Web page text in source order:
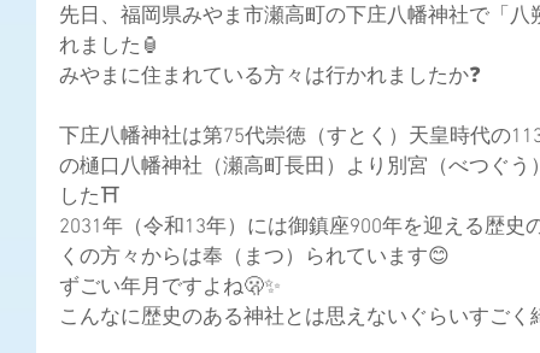
先日、福岡県みやま市瀬高町の下庄八幡神社で「
れました🏮
みやまに住まれている方々は行かれましたか❓
下庄八幡神社は第75代崇徳（すとく）天皇時代の
の樋口八幡神社（瀬高町長田）より別宮（べつぐ
した⛩
2031年（令和13年）には御鎮座900年を迎える歴史
くの方々からは奉（まつ）られています😊
ずごい年月ですよね🫢✨
こんなに歴史のある神社とは思えないぐらいすごく